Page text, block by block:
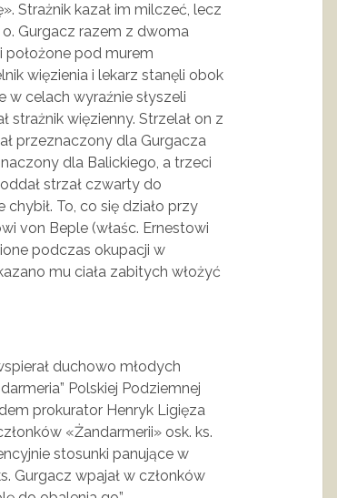
Strażnik kazał im milczeć, lecz
o. Gurgacz razem z dwoma
położone pod murem
więzienia i lekarz stanęli obok
w celach wyraźnie słyszeli
więzienny. Strzelał on z
przeznaczony dla Gurgacza
dla Balickiego, a trzeci
strzał czwarty do
To, co się działo przy
von Beple (właśc. Ernestowi
podczas okupacji w
mu ciała zabitych włożyć
duchowo młodych
Polskiej Podziemnej
prokurator Henryk Ligięza
«Żandarmerii» osk. ks.
stosunki panujące w
Gurgacz wpajał w członków